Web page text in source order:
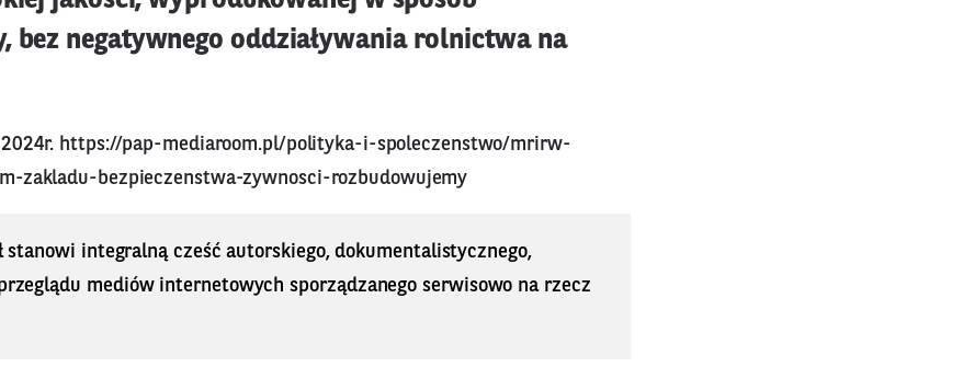
bez negatywnego oddziaływania rolnictwa na
https://pap-mediaroom.pl/polityka-i-spoleczenstwo/mrirw-
zakladu-bezpieczenstwa-zywnosci-rozbudowujemy
stanowi integralną cześć autorskiego, dokumentalistycznego,
mediów internetowych sporządzanego serwisowo na rzecz